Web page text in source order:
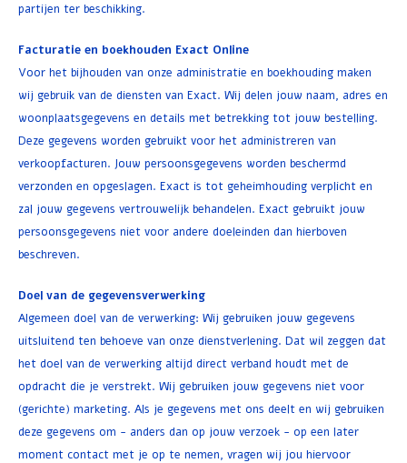
partijen ter beschikking.
Facturatie en boekhouden Exact Online
Voor het bijhouden van onze administratie en boekhouding maken
wij gebruik van de diensten van Exact. Wij delen jouw naam, adres en
woonplaatsgegevens en details met betrekking tot jouw bestelling.
Deze gegevens worden gebruikt voor het administreren van
verkoopfacturen. Jouw persoonsgegevens worden beschermd
verzonden en opgeslagen. Exact is tot geheimhouding verplicht en
zal jouw gegevens vertrouwelijk behandelen. Exact gebruikt jouw
persoonsgegevens niet voor andere doeleinden dan hierboven
beschreven.
Doel van de gegevensverwerking
Algemeen doel van de verwerking: Wij gebruiken jouw gegevens
uitsluitend ten behoeve van onze dienstverlening. Dat wil zeggen dat
het doel van de verwerking altijd direct verband houdt met de
opdracht die je verstrekt. Wij gebruiken jouw gegevens niet voor
(gerichte) marketing. Als je gegevens met ons deelt en wij gebruiken
deze gegevens om - anders dan op jouw verzoek - op een later
moment contact met je op te nemen, vragen wij jou hiervoor